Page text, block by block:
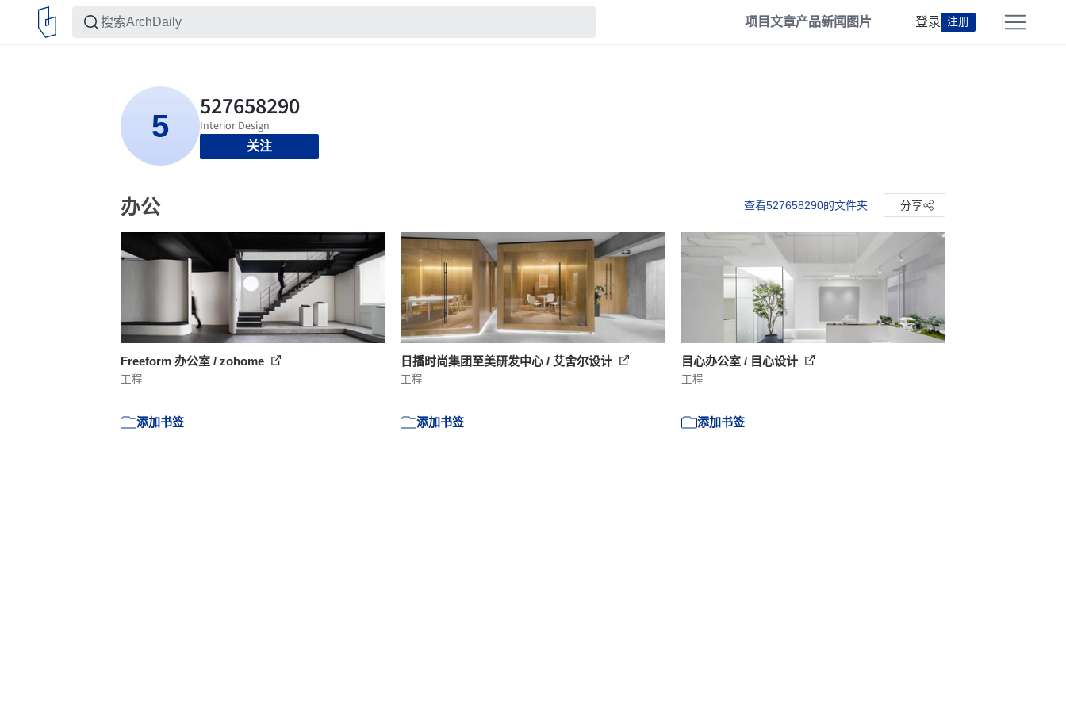
项目文章产品新闻 图片 登录 注册
关注
办公 查看527658290的文件夹 分享
Freeform 办公室 / zohome
工程
添加书签
日播时尚集团至美研发中心 / 艾舍尔设计
工程
添加书签
目心办公室 / 目心设计
工程
添加书签